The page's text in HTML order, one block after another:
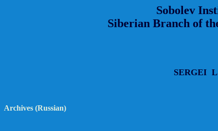
Sobolev
Siberian Branch of
SERGEI
Archives (Russian)